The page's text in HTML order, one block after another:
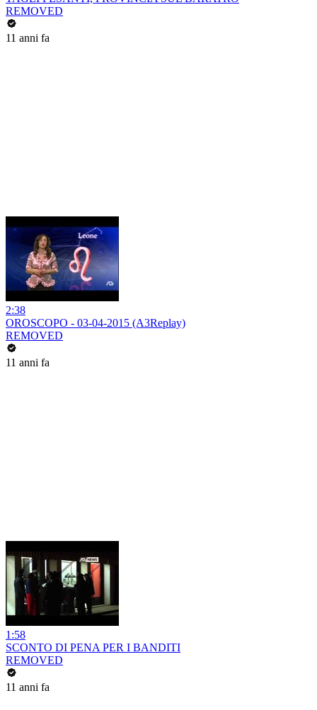
REMOVED
11 anni fa
2:38
OROSCOPO - 03-04-2015 (A3Replay)
REMOVED
11 anni fa
1:58
SCONTO DI PENA PER I BANDITI
REMOVED
11 anni fa